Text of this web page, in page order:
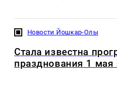
Новости Йошкар-Олы
Стала известна
празднования 1